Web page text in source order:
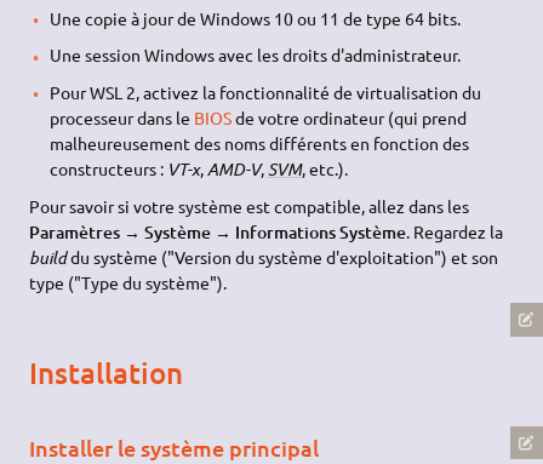
Une copie à jour de Windows 10 ou 11 de type 64 bits.
Une session Windows avec les droits d'administrateur.
Pour WSL 2, activez la fonctionnalité de virtualisation du
processeur dans le BIOSde votre ordinateur (qui prend
malheureusement des noms différents en fonction des
constructeurs : VT-x,AMD-V,SVM, etc.).
Pour savoir si votre système est compatible, allez dans les
Paramètres → Système → Informations Système. Regardez la
builddu système ("Version du système d'exploitation") et son
type ("Type du système").
Installation
Installer le système principal